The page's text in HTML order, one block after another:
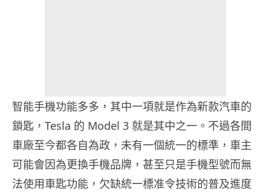
智能手機功能多多，其中一項就是作為新款汽車的
鎖匙，Tesla 的 Model 3 就是其中之一。不過各間
車廠至今都各自為政，未有一個統一的標準，車主
可能會因為更換手機品牌，甚至只是手機型號而無
法使用車匙功能，欠缺統一標准令技術的普及進度